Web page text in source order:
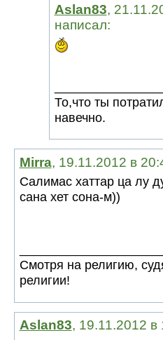
Aslan83,
написал:
То,что ты
навечно.
Mirra, 19.11.2012 в
Салимас хаттар ца лу
сана хет сона-м))
Смотря на религию,
религии!
Aslan83, 19.11.2012 в